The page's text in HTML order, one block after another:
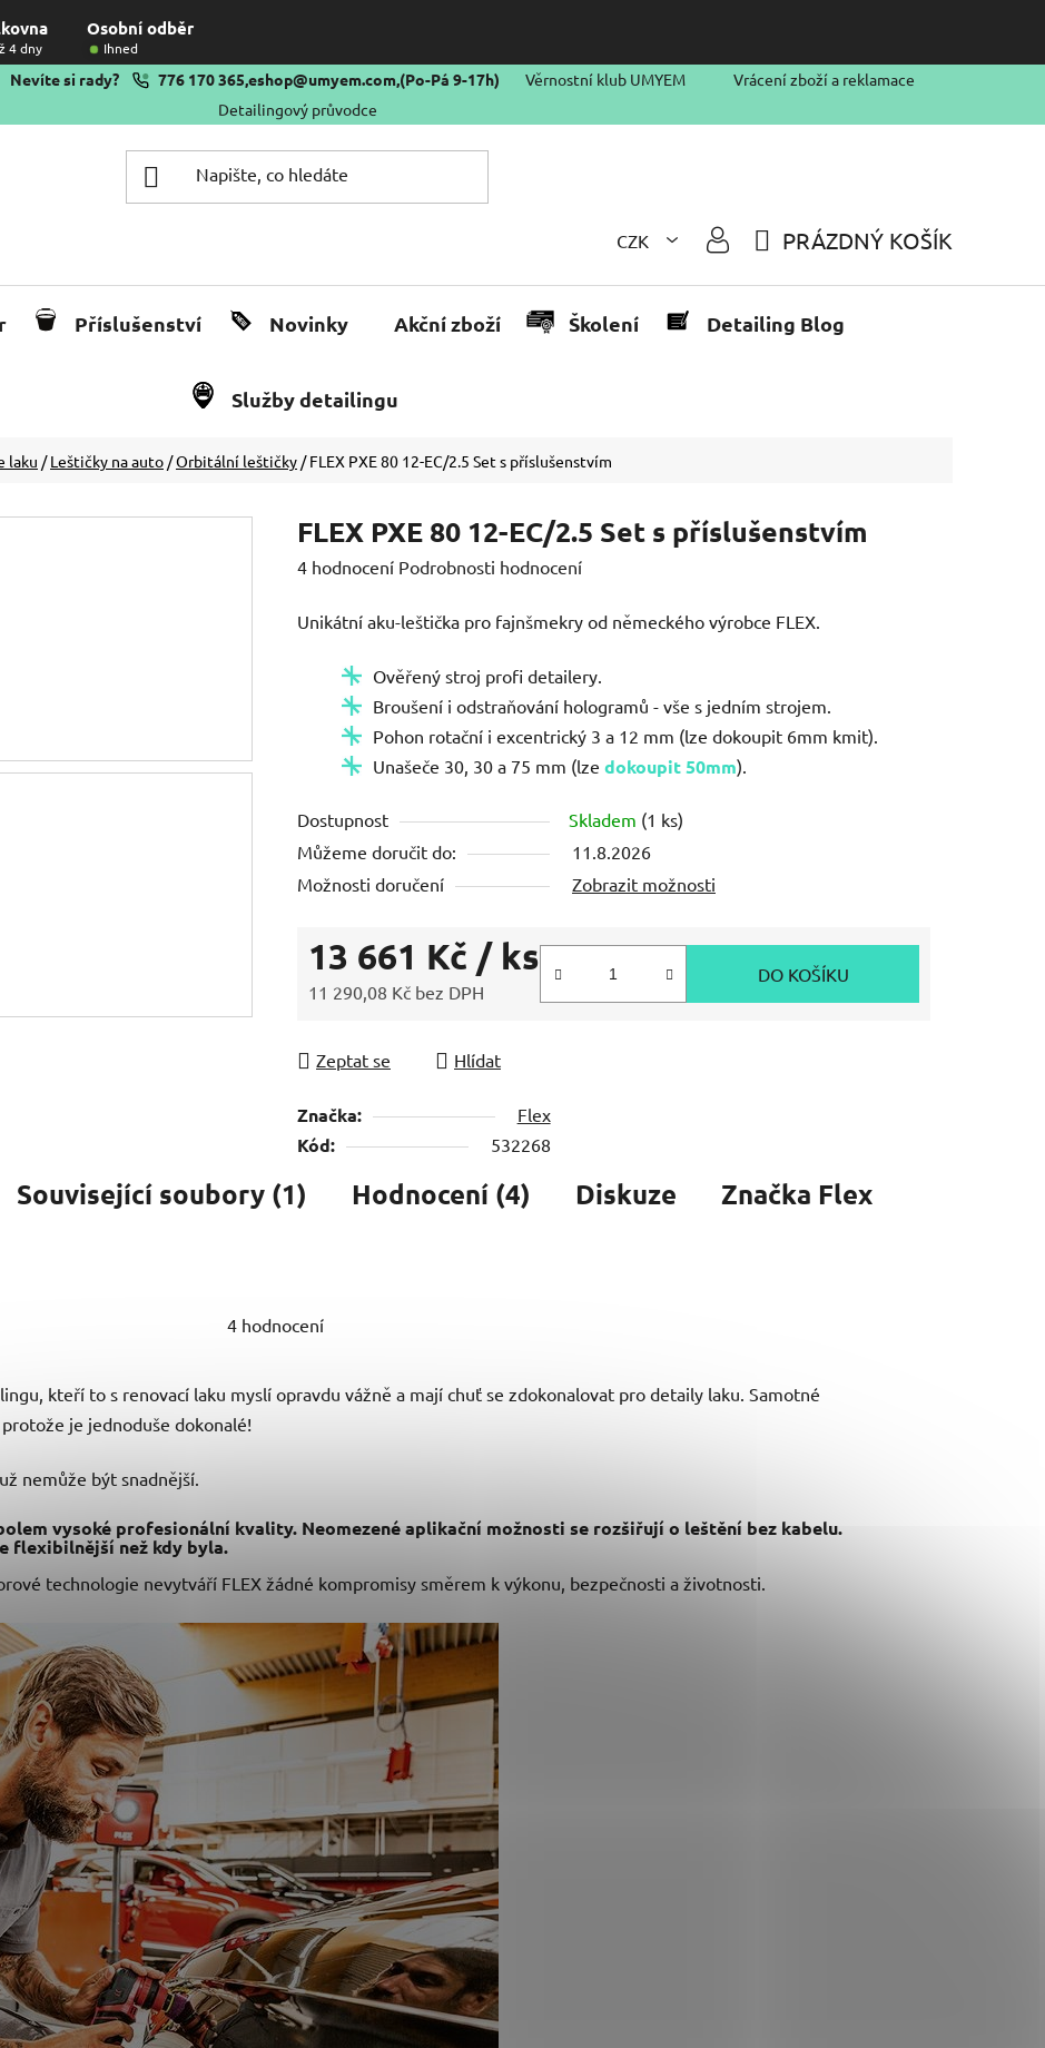
Osobní odběr
4 dny Ihned
Nevíte si rady? 776 170 365,eshop@umyem.com,(Po-Pá 9-17h) Věrnostní klub UMYEM
Vrácení zboží a reklamace
Detailingový průvodce
CZK
KOŠÍK
PRÁZDNÝ KOŠÍK
Příslušenství Novinky Akční zboží Školení Detailing Blog
Služby detailingu
laku / Leštičky na auto /Orbitální leštičky / FLEX PXE 80 12-EC/2.5 Set s příslušenstvím
FLEX PXE 80 12-EC/2.5 Set s příslušenstvím
Průměrné
produktu
hvězdiček.
4 hodnocení Podrobnosti hodnocení
Unikátní aku-leštička pro fajnšmekry od německého výrobce FLEX.
Ověřený stroj profi detailery.
Broušení i odstraňování hologramů - vše s jedním strojem.
Pohon rotační i excentrický 3 a 12 mm (lze dokoupit 6mm kmit).
Unašeče 30, 30 a 75 mm (lze dokoupit 50mm).
Dostupnost Skladem (1 ks)
Můžeme doručit do:
11.8.2026
Možnosti doručení
Zobrazit možnosti
13 661 Kč / ks
11 290,08 Kč bez DPH
DO KOŠÍKU
Zeptat se Hlídat
Značka: Flex
Kód: 532268
Související soubory (1) Hodnocení (4) Diskuze Značka Flex
4 hodnocení
kteří to s renovací laku myslí opravdu vážně a mají chuť se zdokonalovat pro detaily laku. Samotné
je jednoduše dokonalé!
nemůže být snadnější.
vysoké profesionální kvality. Neomezené aplikační možnosti se rozšiřují o leštění bez kabelu.
flexibilnější než kdy byla.
technologie nevytváří FLEX žádné kompromisy směrem k výkonu, bezpečnosti a životnosti.